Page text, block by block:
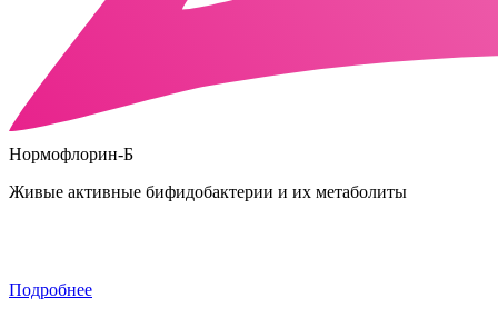
Нормофлорин-Б
Живые активные бифидобактерии и их метаболиты
Подробнее